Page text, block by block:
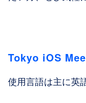
Tokyo iOS
使用言語は主に英